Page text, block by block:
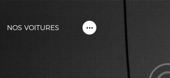
NOS VOITURES
NOS VOITURES
CONTACTEZ-NOUS